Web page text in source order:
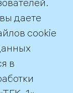
даете
cookie
в